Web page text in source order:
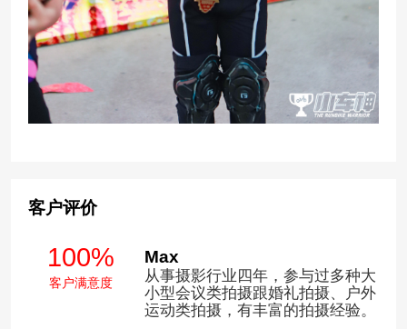
客户评价
100%
客户满意度
Max
从事摄影行业四年，参与过多种大
小型会议类拍摄跟婚礼拍摄、户外
运动类拍摄，有丰富的拍摄经验。